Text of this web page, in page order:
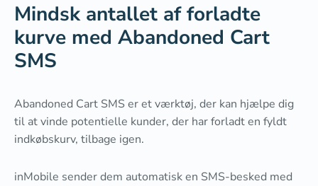
Mindsk antallet af forladte
kurve med Abandoned Cart
SMS
Abandoned Cart SMS er et værktøj, der kan hjælpe dig
til at vinde potentielle kunder, der har forladt en fyldt
indkøbskurv, tilbage igen.
inMobile sender dem automatisk en SMS-besked med